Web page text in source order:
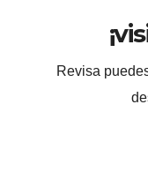
Revisa
Misterios